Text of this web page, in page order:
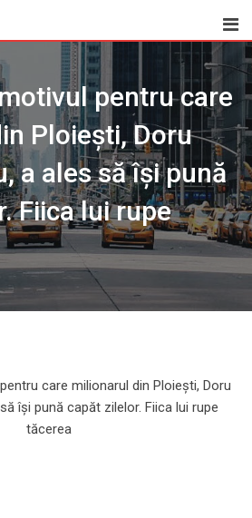
pentru care
Ploiești, Doru
a ales să își pună
Fiica lui rupe